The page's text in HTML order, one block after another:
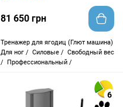
81 650 грн
Тренажер для ягодиц (Глют машина)
Для ног / Силовые / Свободный вес
/
Профессиональный /
6